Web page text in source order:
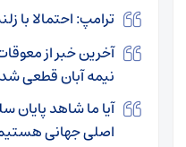
ترامپ: احتمالا با
آخرین خبر از
نیمه آبان قطعی شد
آیا ما شاهد پایان
اصلی جهانی